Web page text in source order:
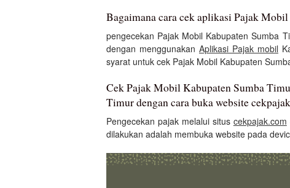
Bagaimana cara cek aplikasi Pajak
pengecekan Pajak Mobil Kabupaten Sumba
dengan menggunakan Aplikasi Pajak mobil
syarat untuk cek Pajak Mobil Kabupaten
Cek Pajak Mobil Kabupaten Sumba
Timur dengan cara buka website
Pengecekan pajak melalui situs cekpajak.com
dilakukan adalah membuka website pada